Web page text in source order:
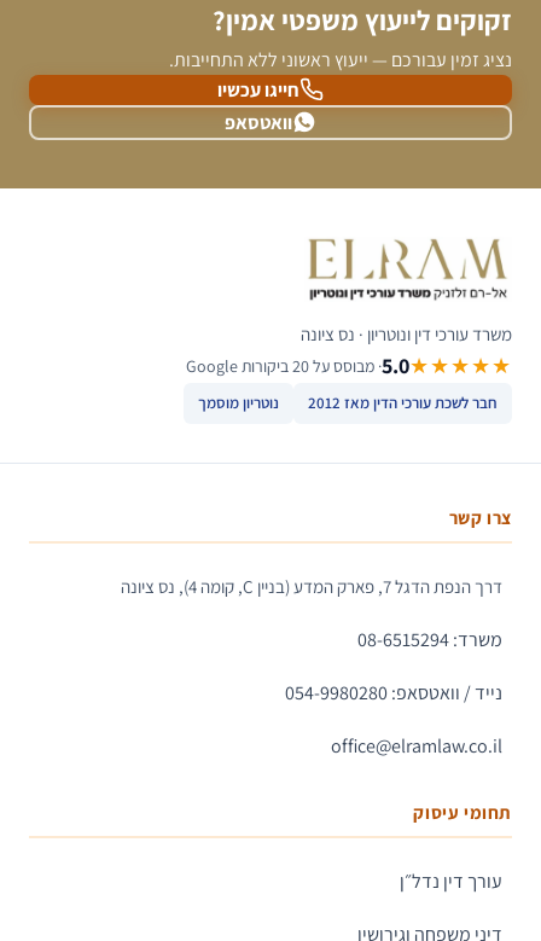
זקוקים לייעוץ משפטי אמין?
נציג זמין עבורכם — ייעוץ ראשוני ללא התחייבות.
חייגו עכשיו
וואטסאפ
משרד עורכי דין ונוטריון · נס ציונה
★★★★★
5.0· מבוסס על 20 ביקורות Google
חבר לשכת עורכי הדין מאז 2012 נוטריון מוסמך
צרו קשר
דרך הנפת הדגל 7, פארק המדע (בניין C, קומה 4), נס ציונה
משרד: 08-6515294
נייד / וואטסאפ: 054-9980280
office@elramlaw.co.il
תחומי עיסוק
עורך דין נדל״ן
דיני משפחה וגירושין